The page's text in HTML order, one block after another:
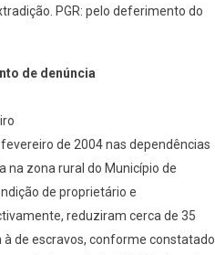
PGR: pelo deferimento do
de denúncia
de 2004 nas dependências
na zona rural do Município de
de proprietário e
reduziram cerca de 35
de escravos, conforme constatado